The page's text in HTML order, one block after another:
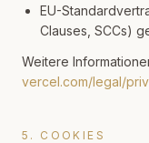
EU-
Clauses, SCCs)
Weitere
vercel.com/legal/
5. COOKIES